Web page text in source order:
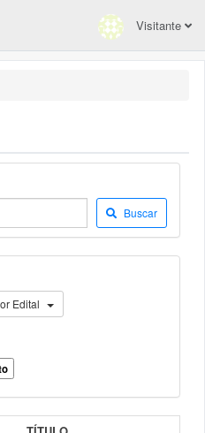
Visitante
Buscar
Edital